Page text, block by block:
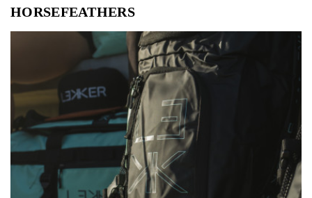
apparel brand born in BC, Canada, back in 1989. We are
focusing on a hi-tech snowboard and ski outerwear ...
HORSEFEATHERS